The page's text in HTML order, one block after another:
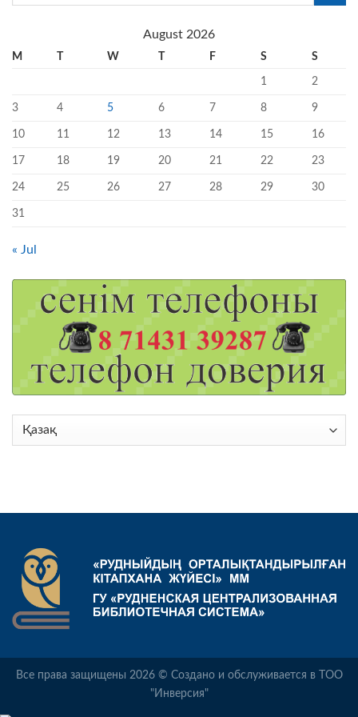
August 2026
M T W T F S S
1 2
3 4 5 6 7 8 9
10 11 12 13 14 15 16
17 18 19 20 21 22 23
24 25 26 27 28 29 30
31
« Jul
Choose
Все права защищены 2026 © Создано и обслуживается в ТОО
"Инверсия"